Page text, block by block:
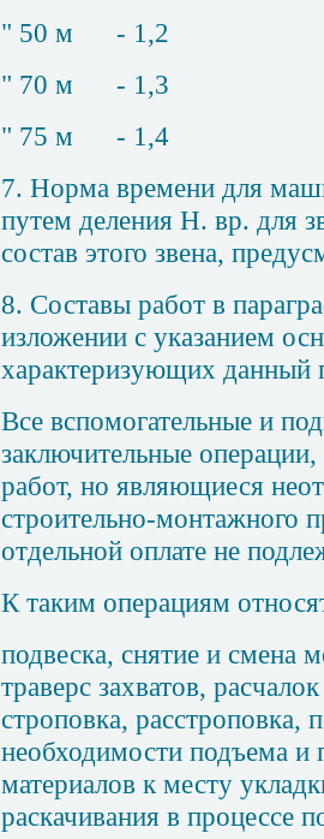
" 50 м
- 1,2
" 70 м
- 1,3
" 75 м
- 1,4
7. Норма времени для
путем деления Н. вр. для
состав этого звена,
8. Составы работ в
изложении с указанием
характеризующих данный
Все вспомогательные и
заключительные
работ, но являющиеся
строительно-монтажного
отдельной оплате не
К таким операциям
подвеска, снятие и смена
траверс захватов,
строповка, расстроповка,
необходимости подъема и
материалов к месту
раскачивания в процессе